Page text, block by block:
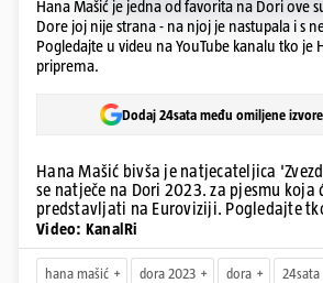
Hana Mašić je jedna od favorita na Dori ove
Dore joj nije strana - na njoj je nastupala i s
Pogledajte u videu na YouTube kanalu tko je
priprema.
Dodaj 24sata među omiljene
Hana Mašić bivša je natjecateljica
se natječe na Dori 2023. za pjesmu koja
predstavljati na Euroviziji. Pogledajte
Video: KanalRi
hana mašić dora 2023 dora 24sata